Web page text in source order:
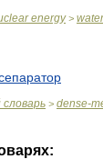
energy>
> dense-